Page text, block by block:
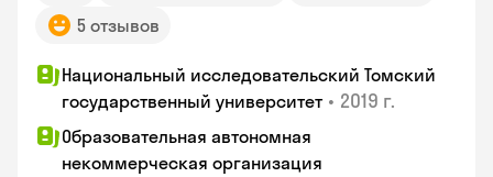
5 отзывов
Национальный исследовательский Томский
государственный университет • 2019 г.
Образовательная автономная
некоммерческая организация